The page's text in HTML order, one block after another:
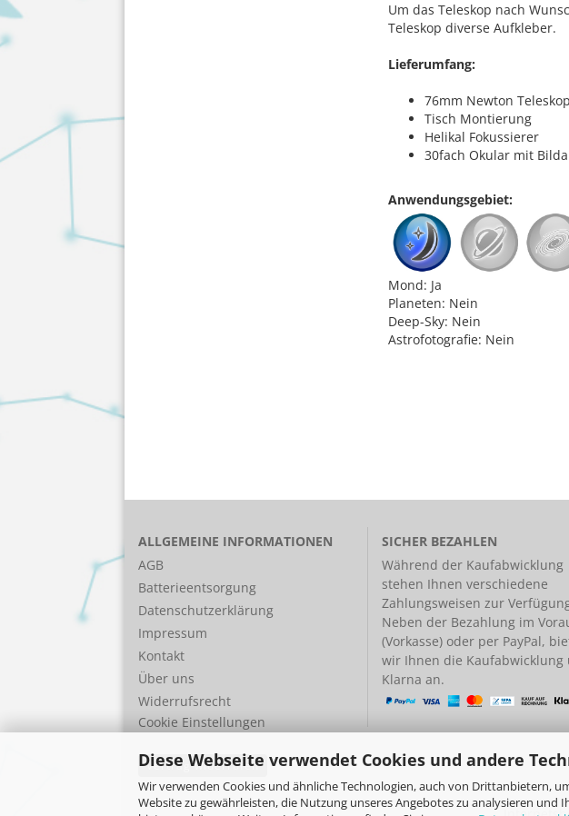
Diese Webseite verwendet Cookies und andere
Wir verwenden Cookies und ähnliche Technologien, auch von Drittanbietern,
Website zu gewährleisten, die Nutzung unseres Angebotes zu analysieren und
Um das Teleskop nach
Teleskop diverse Aufkleber.
Lieferumfang:
76mm Newton
Tisch Montierung
Helikal Fokussierer
30fach Okular mit
Anwendungsgebiet:
Mond: Ja
Planeten: Nein
Deep-Sky: Nein
Astrofotografie: Nein
ALLGEMEINE INFORMATIONEN
AGB
Batterieentsorgung
Datenschutzerklärung
Impressum
Kontakt
Über uns
Widerrufsrecht
Cookie Einstellungen
SICHER BEZAHLEN
Während der Kaufabwicklung
stehen Ihnen verschiedene
Zahlungsweisen zur
Neben der Bezahlung im
(Vorkasse) oder per PayPal,
wir Ihnen die Kaufabwicklung
Klarna an.
Vertrag widerrufen